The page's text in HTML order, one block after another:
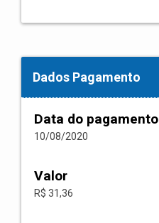
Dados Pagamento
Data do pagamento
10/08/2020
Valor
R$ 31,36